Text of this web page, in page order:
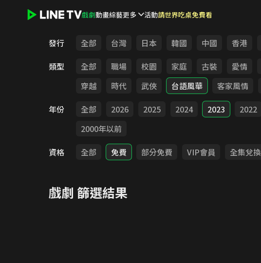
戲劇動畫綜藝更多 活動請世界吃桌免費看
發行 全部 台灣 日本 韓國 中國 香港
類型
全部 職場 校園 家庭 古裝 愛情
穿越
時代 武俠 台語風華 客家風情
年份
全部 2026 2025 2024 2023 2022
2000年以前
資格
全部 免費 部分免費 VIP會員 全集兌換
戲劇 篩選結果